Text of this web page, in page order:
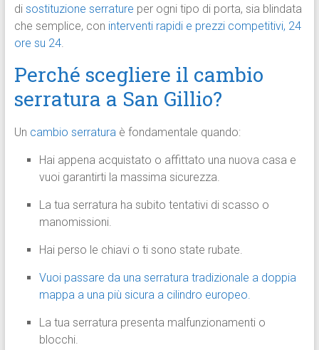
di sostituzione serrature per ogni tipo di porta, sia blindata
che semplice, con interventi rapidi e prezzi competitivi, 24
ore su 24.
Perché scegliere il cambio
serratura a San Gillio?
Un cambio serraturaè fondamentale quando:
Hai appena acquistato o affittato una nuova casa e
vuoi garantirti la massima sicurezza.
La tua serratura ha subito tentativi di scasso o
manomissioni.
Hai perso le chiavi o ti sono state rubate.
Vuoi passare da una serratura tradizionale a doppia
mappa a una più sicura a cilindro europeo.
La tua serratura presenta malfunzionamenti o
blocchi.